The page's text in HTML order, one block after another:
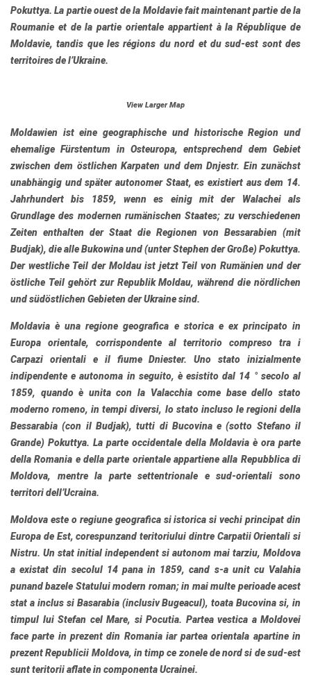
Pokuttya. La partie ouest de la Moldavie fait maintenant partie de la
Roumanie et de la partie orientale appartient à la République de
Moldavie, tandis que les régions du nord et du sud-est sont des
territoires de l’Ukraine.
View Larger Map
Moldawien ist eine geographische und historische Region und
ehemalige Fürstentum in Osteuropa, entsprechend dem Gebiet
zwischen dem östlichen Karpaten und dem Dnjestr. Ein zunächst
unabhängig und später autonomer Staat, es existiert aus dem 14.
Jahrhundert bis 1859, wenn es einig mit der Walachei als
Grundlage des modernen rumänischen Staates; zu verschiedenen
Zeiten enthalten der Staat die Regionen von Bessarabien (mit
Budjak), die alle Bukowina und (unter Stephen der Große) Pokuttya.
Der westliche Teil der Moldau ist jetzt Teil von Rumänien und der
östliche Teil gehört zur Republik Moldau, während die nördlichen
und südöstlichen Gebieten der Ukraine sind.
Moldavia è una regione geografica e storica e ex principato in
Europa orientale, corrispondente al territorio compreso tra i
Carpazi orientali e il fiume Dniester. Uno stato inizialmente
indipendente e autonoma in seguito, è esistito dal 14 ° secolo al
1859, quando è unita con la Valacchia come base dello stato
moderno romeno, in tempi diversi, lo stato incluso le regioni della
Bessarabia (con il Budjak), tutti di Bucovina e (sotto Stefano il
Grande) Pokuttya. La parte occidentale della Moldavia è ora parte
della Romania e della parte orientale appartiene alla Repubblica di
Moldova, mentre la parte settentrionale e sud-orientali sono
territori dell’Ucraina.
Moldova este o regiune geografica si istorica si vechi principat din
Europa de Est, corespunzand teritoriului dintre Carpatii Orientali si
Nistru. Un stat initial independent si autonom mai tarziu, Moldova
a existat din secolul 14 pana in 1859, cand s-a unit cu Valahia
punand bazele Statului modern roman; in mai multe perioade acest
stat a inclus si Basarabia (inclusiv Bugeacul), toata Bucovina si, in
timpul lui Stefan cel Mare, si Pocutia. Partea vestica a Moldovei
face parte in prezent din Romania iar partea orientala apartine in
prezent Republicii Moldova, in timp ce zonele de nord si de sud-est
sunt teritorii aflate in componenta Ucrainei.